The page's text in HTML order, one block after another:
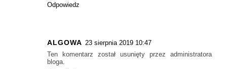
Odpowiedz
ALGOWA 23 sierpnia 2019 10:47
Ten komentarz został usunięty przez administratora
bloga.